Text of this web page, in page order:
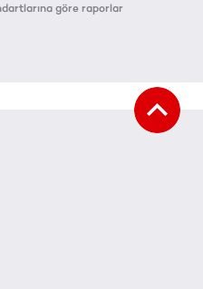
göre raporlar